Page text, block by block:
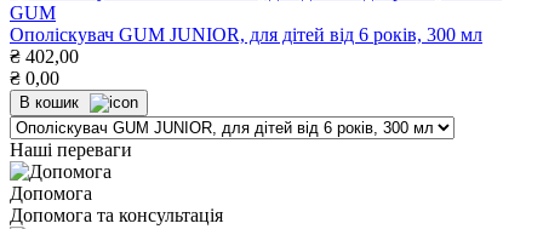
GUM
Ополіскувач GUM JUNIOR, для дітей від 6 років, 300 мл
₴ 402,00
₴ 0,00
В кошик
Наші переваги
Допомога
Допомога та консультація